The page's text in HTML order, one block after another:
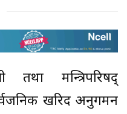
तथा मन्त्रिपरिषद्
खरिद अनुगमन